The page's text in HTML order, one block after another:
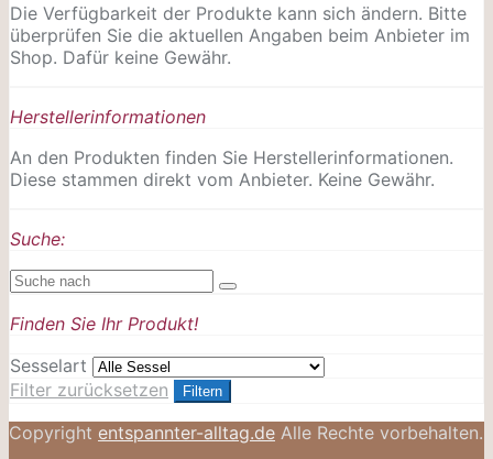
Die Verfügbarkeit der Produkte kann sich ändern. Bitte
überprüfen Sie die aktuellen Angaben beim Anbieter im
Shop. Dafür keine Gewähr.
Herstellerinformationen
An den Produkten finden Sie Herstellerinformationen.
Diese stammen direkt vom Anbieter. Keine Gewähr.
Suche:
Finden Sie Ihr Produkt!
Sesselart
Filter zurücksetzen
Filtern
Copyright entspannter-alltag.de Alle Rechte vorbehalten.